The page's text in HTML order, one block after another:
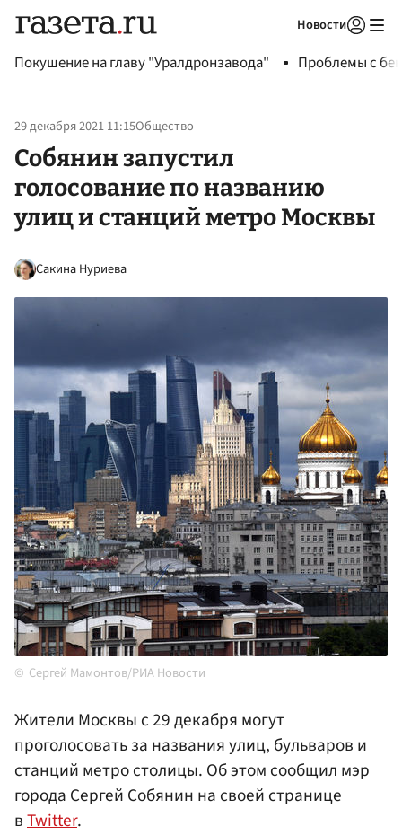
Новости
Покушение на главу "Уралдронзавода" Проблемы с
29 декабря 2021 11:15Общество
Собянин запустил
голосование по названию
улиц и станций метро Москвы
Сакина Нуриева
Сергей Мамонтов/РИА Новости
Жители Москвы с 29 декабря могут
проголосовать за названия улиц, бульваров и
станций метро столицы. Об этом сообщил мэр
города Сергей Собянин на своей странице
вTwitter.